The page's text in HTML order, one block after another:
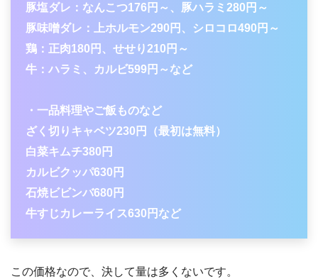
豚塩ダレ：なんこつ176円～、豚ハラミ280円～
豚味噌ダレ：上ホルモン290円、シロコロ490円～
鶏：正肉180円、せせり210円～
牛：ハラミ、カルビ599円～など
・一品料理やご飯ものなど
ざく切りキャベツ230円（最初は無料）
白菜キムチ380円
カルビクッパ630円
石焼ビビンバ680円
牛すじカレーライス630円など
この価格なので、決して量は多くないです。